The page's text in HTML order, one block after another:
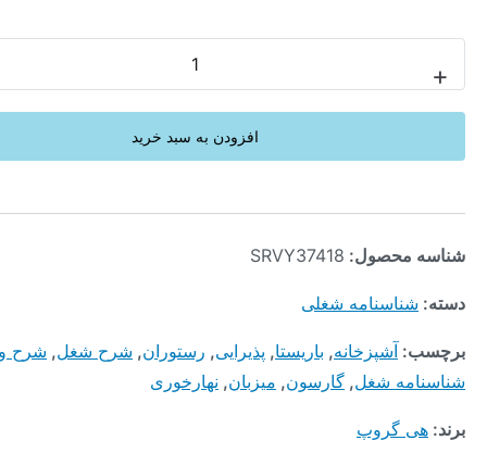
افزودن به سبد خرید
محصول:SRVY37418
شغلی
آشپزخانه, باریستا,پذیرایی,رستوران , شرح شغل ,شرح وظایف,
شغل,گارسون ,میزبان,نهارخوری
گروپ